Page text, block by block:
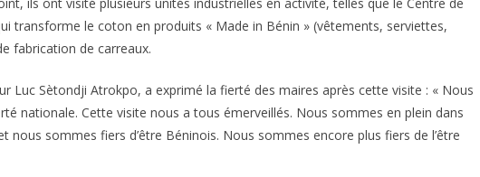
transforme le coton en produits « Made in Bénin » (vêtements, serviettes,
fabrication de carreaux.
Luc Sètondji Atrokpo, a exprimé la fierté des maires après cette visite : « Nous
nationale. Cette visite nous a tous émerveillés. Nous sommes en plein dans
nous sommes fiers d’être Béninois. Nous sommes encore plus fiers de l’être